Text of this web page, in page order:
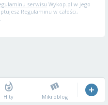
serwisu Wykop.pl w jego
Regulaminu w całości,
Hity Mikroblog